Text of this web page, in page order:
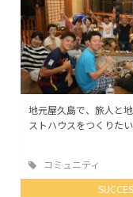
地元屋久島で、旅人と
ストハウスをつくりたい
コミュニティ